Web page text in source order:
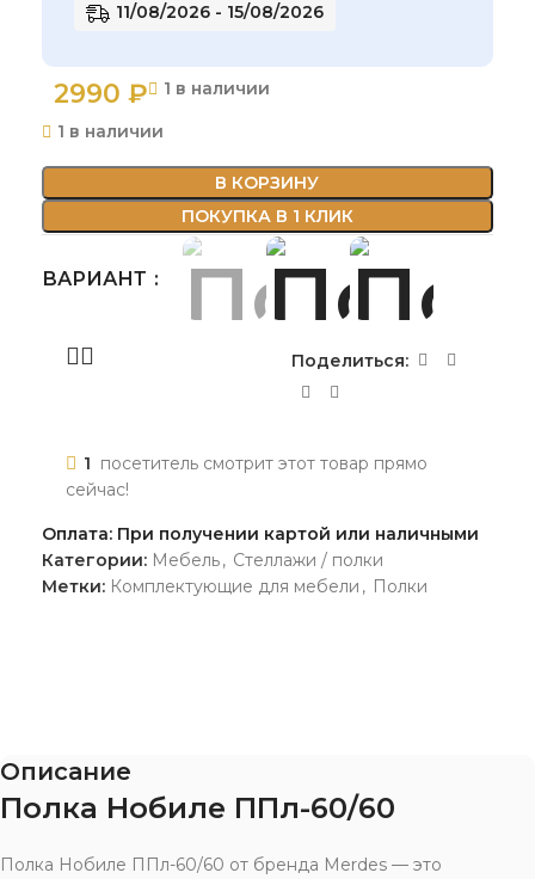
11/08/2026 - 15/08/2026
2990 ₽
1 в наличии
1 в наличии
В КОРЗИНУ
ПОКУПКА В 1 КЛИК
ВАРИАНТ
Поделиться:
1 посетитель смотрит этот товар прямо
сейчас!
Оплата: При получении картой или наличными
Категории: Мебель, Стеллажи / полки
Метки: Комплектующие для мебели , Полки
Описание
Полка Нобиле ППл-60/60
Полка Нобиле ППл-60/60 от бренда Merdes — это